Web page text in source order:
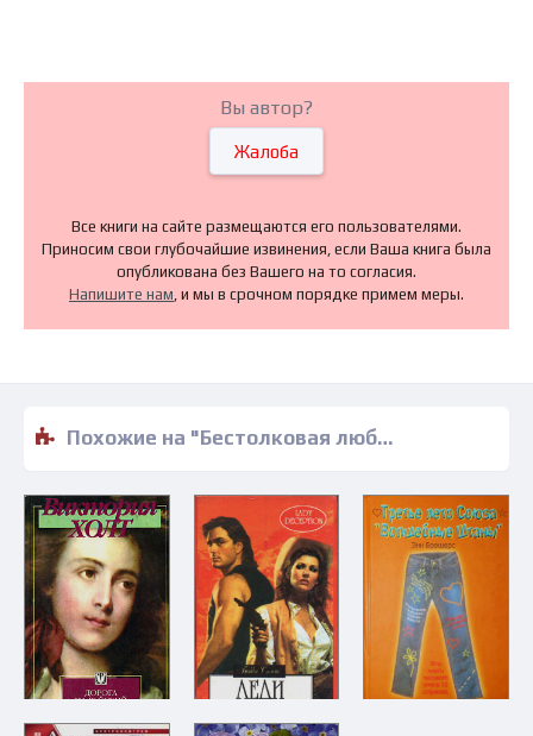
Вы автор?
Жалоба
Все книги на сайте размещаются его пользователями.
Приносим свои глубочайшие извинения, если Ваша книга была
опубликована без Вашего на то согласия.
Напишите нам , и мы в срочном порядке примем меры.
Похожие на "Бестолковая любовь - Ирина Лобановская" книги читать бесплатно полные версии